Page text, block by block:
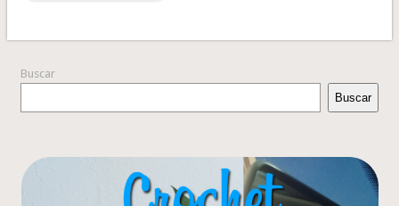
Buscar
Buscar